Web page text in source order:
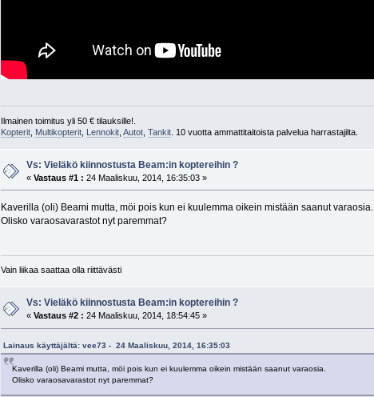
Ilmainen toimitus yli 50 € tilauksille!.
Kopterit, Multikopterit, Lennokit, Autot, Tankit. 10 vuotta ammattitaitoista palvelua harrastajilta.
Vs: Vieläkö kiinnostusta Beam:in koptereihin ?
«Vastaus #1 : 24 Maaliskuu, 2014, 16:35:03 »
Kaverilla (oli) Beami mutta, möi pois kun ei kuulemma oikein mistään saanut varaosia.
Olisko varaosavarastot nyt paremmat?
Vain liikaa saattaa olla riittävästi
Vs: Vieläkö kiinnostusta Beam:in koptereihin ?
«Vastaus #2 : 24 Maaliskuu, 2014, 18:54:45 »
Lainaus käyttäjältä: vee73 - 24 Maaliskuu, 2014, 16:35:03
Kaverilla (oli) Beami mutta, möi pois kun ei kuulemma oikein mistään saanut varaosia.
Olisko varaosavarastot nyt paremmat?